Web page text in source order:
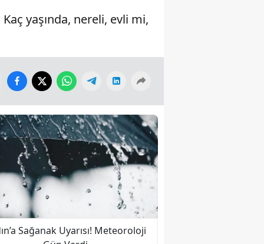
yaşında, nereli, evli mi,
Sağanak Uyarısı! Meteoroloji